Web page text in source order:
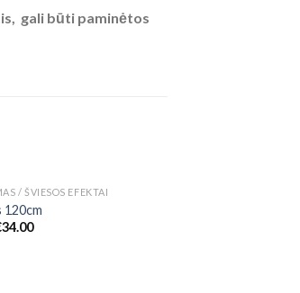
gali būti paminėtos
NETURIME
/ ŠVIESOS EFEKTAI
120cm
34.00